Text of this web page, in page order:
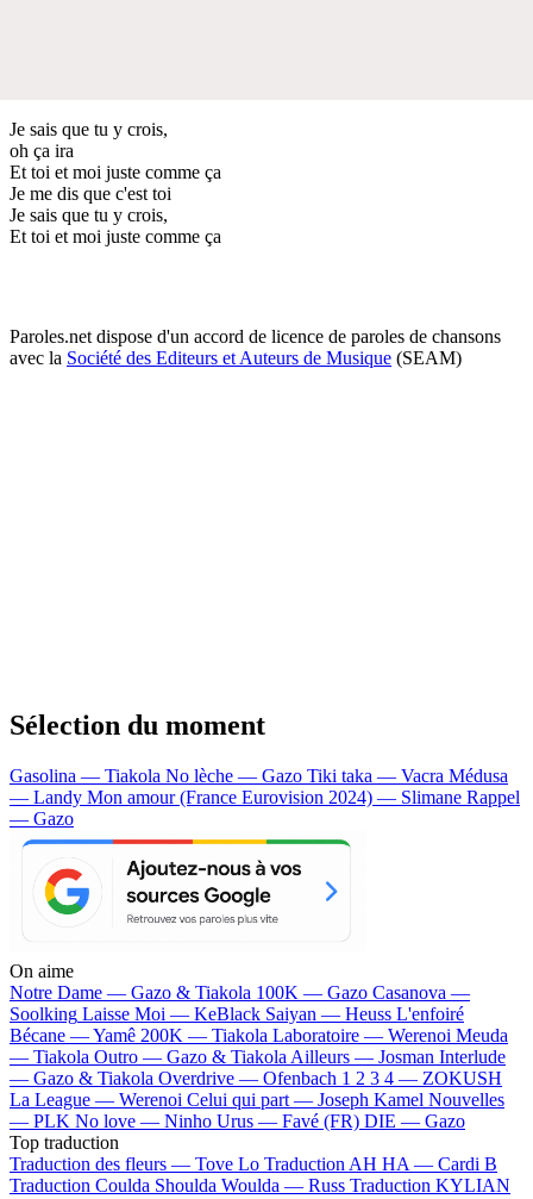
Je sais que tu y crois,
oh ça ira
Et toi et moi juste comme ça
Je me dis que c'est toi
Je sais que tu y crois,
Et toi et moi juste comme ça
Paroles.net dispose d'un accord de licence de paroles de chansons
avec la Société des Editeurs et Auteurs de Musique (SEAM)
Sélection du moment
Gasolina — Tiakola No lèche — Gazo Tiki taka — Vacra Médusa
— Landy Mon amour (France Eurovision 2024) — Slimane Rappel
— Gazo
On aime
Notre Dame — Gazo & Tiakola 100K — Gazo Casanova —
Soolking Laisse Moi — KeBlack Saiyan — Heuss L'enfoiré
Bécane —Yamê 200K — Tiakola Laboratoire — Werenoi Meuda
— Tiakola Outro — Gazo & Tiakola Ailleurs — Josman Interlude
— Gazo & Tiakola Overdrive — Ofenbach 1 2 3 4 — ZOKUSH
La League — Werenoi Celui qui part — Joseph Kamel Nouvelles
— PLK No love — Ninho Urus — Favé (FR) DIE — Gazo
Top traduction
Traduction des fleurs — Tove Lo Traduction AH HA — Cardi B
Traduction Coulda Shoulda Woulda — Russ Traduction KYLIAN